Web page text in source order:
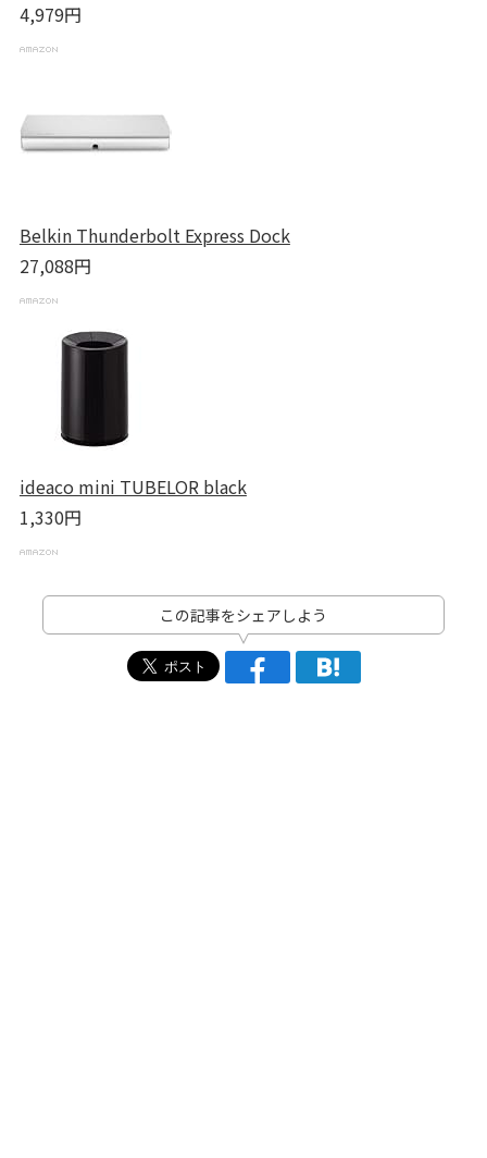
4,979円
Belkin Thunderbolt Express Dock
27,088円
ideaco mini TUBELOR black
1,330円
この記事をシェアしよう